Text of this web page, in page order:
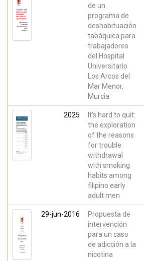
de un
programa de
deshabituación
tabáquica para
trabajadores
del Hospital
Universitario
Los Arcos del
Mar Menor,
Murcia
2025
It's hard to quit:
the exploration
of the reasons
for trouble
withdrawal
with smoking
habits among
filipino early
adult men
29-jun-2016
Propuesta de
intervención
para un caso
de adicción a la
nicotina